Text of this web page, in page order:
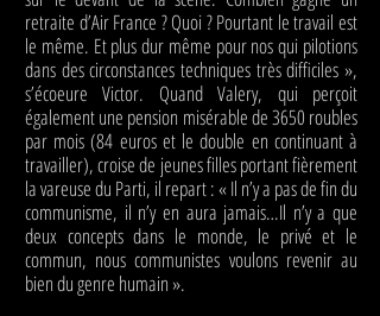
retraite d’Air France ? Quoi ? Pourtant le travail est
le même. Et plus dur même pour nos qui pilotions
dans des circonstances techniques très difficiles »,
s’écoeure Victor. Quand Valery, qui perçoit
également une pension misérable de 3650 roubles
par mois (84 euros et le double en continuant à
travailler), croise de jeunes filles portant fièrement
la vareuse du Parti, il repart : « Il n’y a pas de fin du
communisme, il n’y en aura jamais…Il n’y a que
deux concepts dans le monde, le privé et le
commun, nous communistes voulons revenir au
bien du genre humain ».